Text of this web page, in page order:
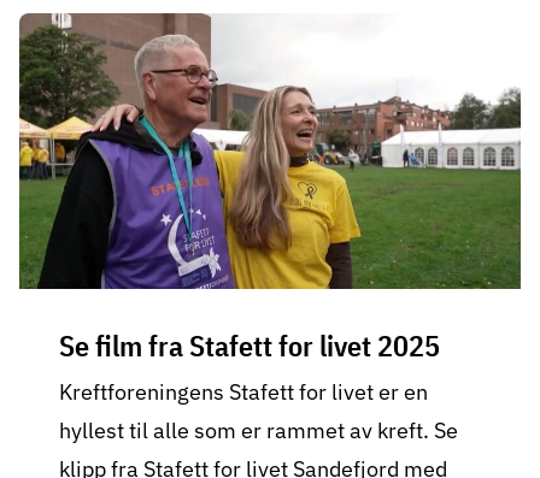
Se film fra Stafett for livet 2025
Kreftforeningens Stafett for livet er en
hyllest til alle som er rammet av kreft. Se
klipp fra Stafett for livet Sandefjord med